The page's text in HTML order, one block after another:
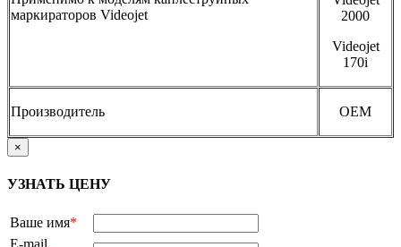
маркираторов Videojet
2000
Videojet
170i
Производитель OEM
×
УЗНАТЬ ЦЕНУ
Ваше имя*
E-mail